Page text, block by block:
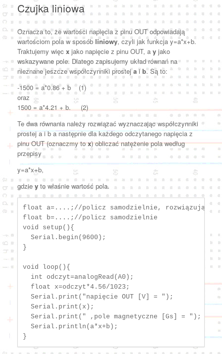
Czujka liniowa
Oznacza to, że wartości napięcia z pinu OUT odpowiadają
wartościom pola w sposób liniowy, czyli jak funkcja y=a*x+b.
Traktujemy więc x jako napięcie z pinu OUT, a y jako
wskazywane pole. Dlatego zapisujemy układ równań na
nieznane jeszcze współczynniki prostejaib. Są to:
-1500 = a*0.86 + b (1)
oraz
1500 = a*4.21 + b. (2)
Te dwa równania należy rozwiązać wyznaczając współczynniki
prostej a i b a następnie dla każdego odczytanego napięcia z
pinu OUT (oznaczmy tox) obliczać natężenie pola według
przepisy
y=a*x+b,
gdzie y to właśnie wartość pola.
float a=....;//policz samodzielnie, rozwiązując
float b=....;//policz samodzielnie
void setup(){
  Serial.begin(9600);
}
void loop(){
  int odczyt=analogRead(A0);
  float x=odczyt*4.56/1023;
  Serial.print("napięcie OUT [V] = ");
  Serial.print(x);
  Serial.print(" ,pole magnetyczne [Gs] = ");
  Serial.println(a*x+b);
}